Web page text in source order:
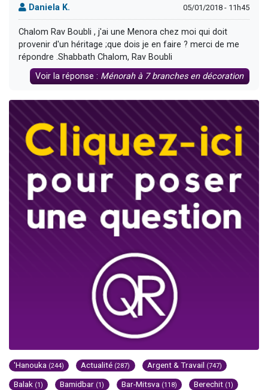
Daniela K. 05/01/2018 - 11h45
Chalom Rav Boubli , j'ai une Menora chez moi qui doit
provenir d'un héritage ;que dois je en faire ? merci de me
répondre .Shabbath Chalom, Rav Boubli
Voir la réponse : Ménorah à 7 branches en décoration
'Hanouka (244) Actualité (287) Argent & Travail (747)
Balak (1) Bamidbar (1) Bar-Mitsva (118) Berechit (1)